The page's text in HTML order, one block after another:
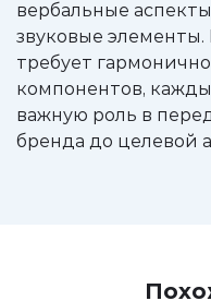
вербальные
звуковые
требует
компонентов,
важную роль в
бренда до целевой